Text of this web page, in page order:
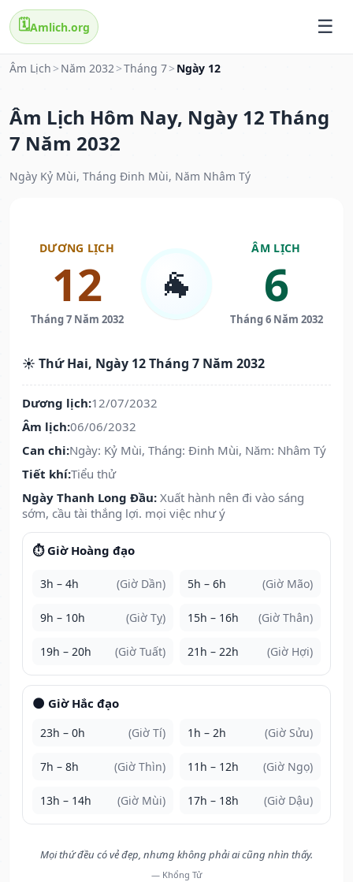
🗓️Amlich.org
Âm Lịch > Năm 2032>Tháng 7> Ngày 12
Âm Lịch Hôm Nay, Ngày 12 Tháng
7 Năm 2032
Ngày Kỷ Mùi, Tháng Đinh Mùi, Năm Nhâm Tý
DƯƠNG LỊCH
12
Tháng 7 Năm 2032
🐐
ÂM LỊCH
6
Tháng 6 Năm 2032
☀️ Thứ Hai, Ngày 12 Tháng 7 Năm 2032
Dương lịch:12/07/2032
Âm lịch:06/06/2032
Can chi:Ngày: Kỷ Mùi, Tháng: Đinh Mùi, Năm: Nhâm Tý
Tiết khí:Tiểu thử
Ngày Thanh Long Đầu: Xuất hành nên đi vào sáng
sớm, cầu tài thắng lợi. mọi việc như ý
⏱️ Giờ Hoàng đạo
3h – 4h (Giờ Dần) 5h – 6h (Giờ Mão)
9h – 10h (Giờ Tỵ) 15h – 16h (Giờ Thân)
19h – 20h (Giờ Tuất) 21h – 22h (Giờ Hợi)
🌑 Giờ Hắc đạo
23h – 0h (Giờ Tí) 1h – 2h (Giờ Sửu)
7h – 8h (Giờ Thìn) 11h – 12h (Giờ Ngọ)
13h – 14h (Giờ Mùi) 17h – 18h (Giờ Dậu)
Mọi thứ đều có vẻ đẹp, nhưng không phải ai cũng nhìn thấy.
— Khổng Tử